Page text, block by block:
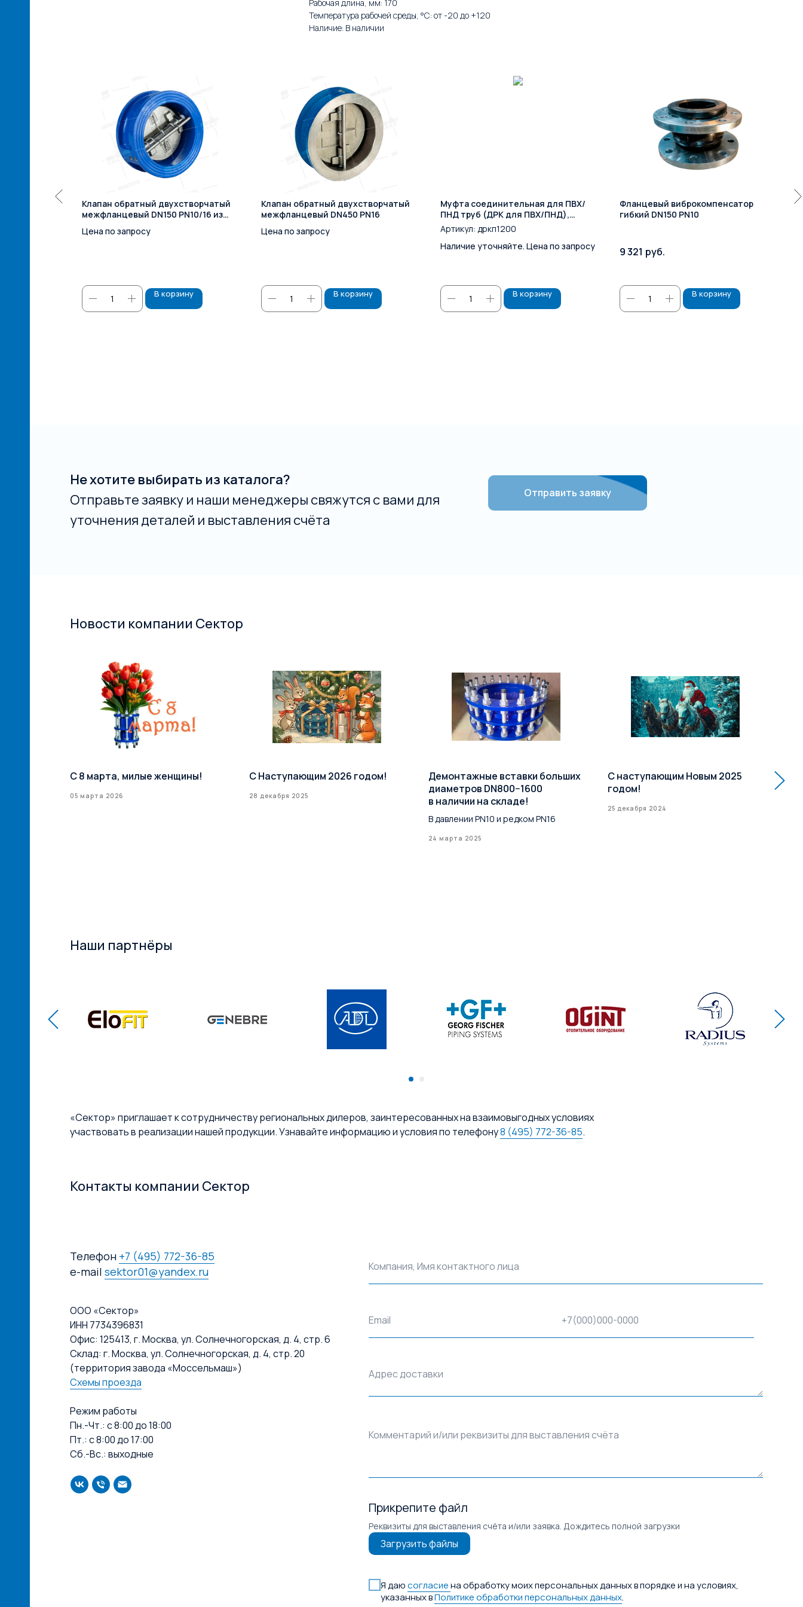
Рабочая длина, мм: 170
Температура рабочей среды, °С: от -20 до +120
Наличие: В наличии
Клапан обратный двухстворчатый
межфланцевый DN150 PN10/16 из
Цена по запросу
В корзину
Клапан обратный двухстворчатый
межфланцевый DN450 PN16
Цена по запросу
В корзину
Муфта соединительная для ПВХ/
ПНД труб (ДРК для ПВХ/ПНД),
большие диаметры DN1200 (1200)
PN10/16
Артикул: дркп1200
Наличие уточняйте. Цена по запросу
В корзину
Фланцевый виброкомпенсатор
гибкий DN150 PN10
9 321 руб.
В корзину
Не хотите выбирать из каталога?
Отправьте заявку и наши менеджеры свяжутся с вами для
уточнения деталей и выставления счёта
Отправить заявку
Новости компании Сектор
С 8 марта, милые женщины!
05 марта 2026
С Наступающим 2026 годом!
28 декабря 2025
Демонтажные вставки больших
диаметров DN800−1600
в наличии на складе!
В давлении PN10 и редком PN16
24 марта 2025
С наступающим Новым 2025
годом!
25 декабря 2024
Наши партнёры
«Сектор» приглашает к сотрудничеству региональных дилеров, заинтересованных на взаимовыгодных условиях
участвовать в реализации нашей продукции. Узнавайте информацию и условия по телефону8 (495) 772-36-85.
Контакты компании Сектор
Телефон +7 (495) 772-36-85
e-mail sektor01@yandex.ru
ООО «Сектор»
ИНН 7734396831
Офис: 125413, г. Москва, ул. Солнечногорская, д. 4, стр. 6
Склад: г. Москва, ул. Солнечногорская, д. 4, стр. 20
(территория завода «Моссельмаш»)
Схемы проезда
Режим работы
Пн.-Чт.: с 8:00 до 18:00
Пт.: с 8:00 до 17:00
Сб.-Вс.: выходные
Компания, Имя контактного лица
Email +7(000)000-0000
Адрес доставки
Комментарий и/или реквизиты для выставления счёта
Прикрепите файл
Реквизиты для выставления счёта и/или заявка. Дождитесь полной загрузки
Загрузить файлы
Я даюсогласиена обработку моих персональных данных в порядке и на условиях,
указанных вПолитике обработки персональных данных.